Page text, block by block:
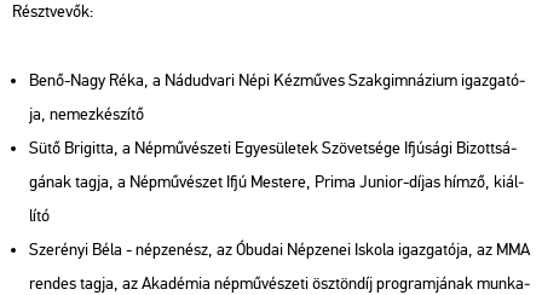
Részt­ve­vők:
Benő-Nagy Réka, a Nád­ud­va­ri Népi Kéz­mű­ves Szak­gim­ná­zi­um igaz­ga­tó­
ja, ne­mez­ké­szí­tő
Sütő Bri­git­ta, a Nép­mű­vé­sze­ti Egye­sü­le­tek Szö­vet­sé­ge If­jú­sá­gi Bi­zott­sá­
gá­nak tagja, a Nép­mű­vé­szet Ifjú Mes­te­re, Prima Ju­ni­or-díjas hímző, ki­ál­
lí­tó
Sze­ré­nyi Béla - nép­ze­nész, az Óbu­dai Nép­ze­nei Is­ko­la igaz­ga­tó­ja, az MMA
ren­des tagja, az Aka­dé­mia nép­mű­vé­sze­ti ösz­tön­díj prog­ram­já­nak mun­ka­